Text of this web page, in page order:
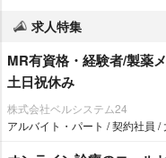
求人特集
MR有資格・経験者/製薬
土日祝休み
株式会社ベルシステム24
アルバイト・パート / 契約社員 /